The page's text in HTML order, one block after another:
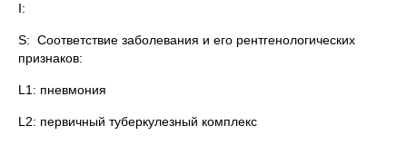
I:
S: Соответствие заболевания и его рентгенологических
признаков:
L1: пневмония
L2: первичный туберкулезный комплекс